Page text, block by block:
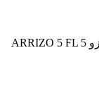
آینه جانبی سمت چپ آریزو 5 معمولی و آریزو 5 ARRIZO 5 FL